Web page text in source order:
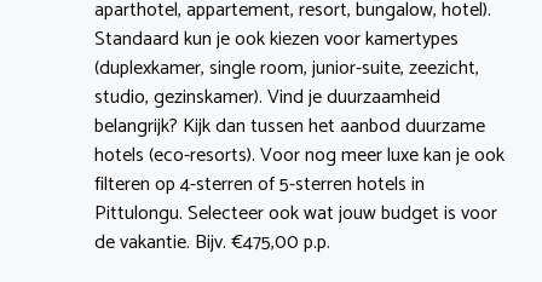
aparthotel, appartement, resort, bungalow, hotel).
Standaard kun je ook kiezen voor kamertypes
(duplexkamer, single room, junior-suite, zeezicht,
studio, gezinskamer). Vind je duurzaamheid
belangrijk? Kijk dan tussen het aanbod duurzame
hotels (eco-resorts). Voor nog meer luxe kan je ook
filteren op 4-sterren of 5-sterren hotels in
Pittulongu. Selecteer ook wat jouw budget is voor
de vakantie. Bijv. €475,00 p.p.